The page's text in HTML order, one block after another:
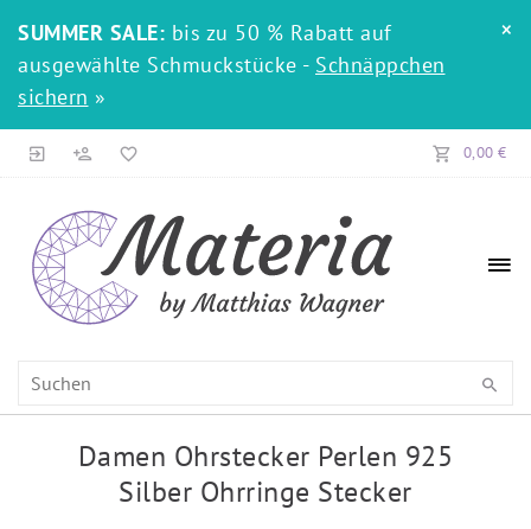
SUMMER SALE: bis zu 50 % Rabatt auf
ausgewählte Schmuckstücke - Schnäppchen
sichern »
×
0,00 €
Damen Ohrstecker Perlen 925
Silber Ohrringe Stecker